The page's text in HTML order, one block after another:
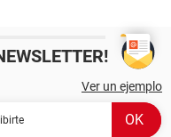
Ver un ejemplo